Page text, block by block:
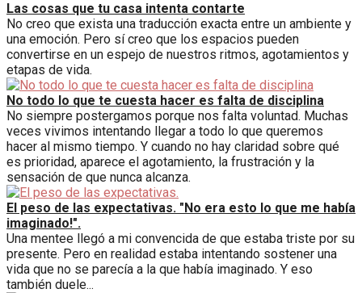
Las cosas que tu casa intenta contarte
No creo que exista una traducción exacta entre un ambiente y
una emoción. Pero sí creo que los espacios pueden
convertirse en un espejo de nuestros ritmos, agotamientos y
etapas de vida.
No todo lo que te cuesta hacer es falta de disciplina
No siempre postergamos porque nos falta voluntad. Muchas
veces vivimos intentando llegar a todo lo que queremos
hacer al mismo tiempo. Y cuando no hay claridad sobre qué
es prioridad, aparece el agotamiento, la frustración y la
sensación de que nunca alcanza.
El peso de las expectativas. "No era esto lo que me había
imaginado!".
Una mentee llegó a mi convencida de que estaba triste por su
presente. Pero en realidad estaba intentando sostener una
vida que no se parecía a la que había imaginado. Y eso
también duele...